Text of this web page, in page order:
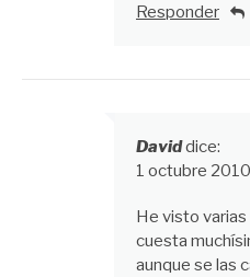
Responder
Daviddice:
1 octubre
He visto
cuesta
aunque se las